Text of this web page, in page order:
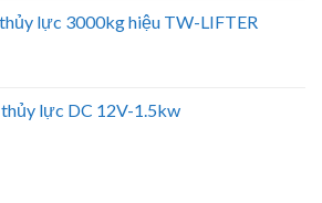
lực 3000kg hiệu TW-LIFTER
thủy lực DC 12V-1.5kw